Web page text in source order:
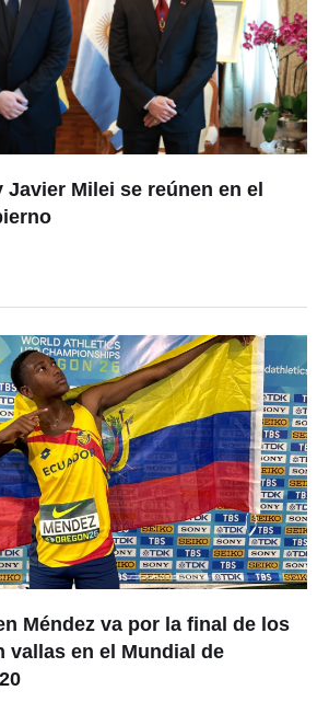
Javier Milei se reúnen en el
Méndez va por la final de los
vallas en el Mundial de